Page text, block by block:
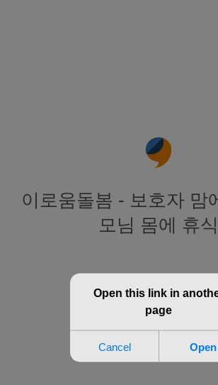
이로움돌봄 - 보호자 맘
모님 몸에 휴식